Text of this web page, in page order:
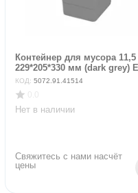
Контейнер для мусора 11,5
229*205*330 мм (dark grey)
КОД: 5072.91.41514
Нет в наличии
Свяжитесь с нами насчёт
цены